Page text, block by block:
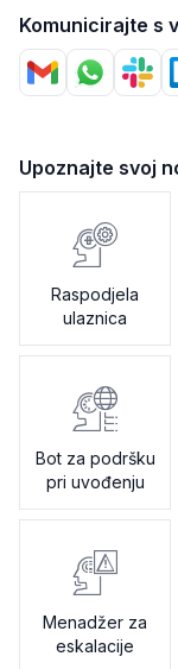
Komunicirajte s
Upoznajte svoj
Raspodjela
ulaznica
Bot za podršku
pri uvođenju
Menadžer za
eskalacije